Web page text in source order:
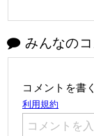
みんなの
コメントを書